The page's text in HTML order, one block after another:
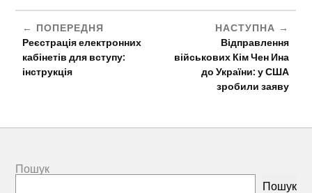
ПОПЕРЕДНЯ
Реєстрація електронних
кабінетів для вступу:
інструкція
НАСТУПНА
Відправлення
військових Кім Чен Ина
до України: у США
зробили заяву
Пошук
Пошук